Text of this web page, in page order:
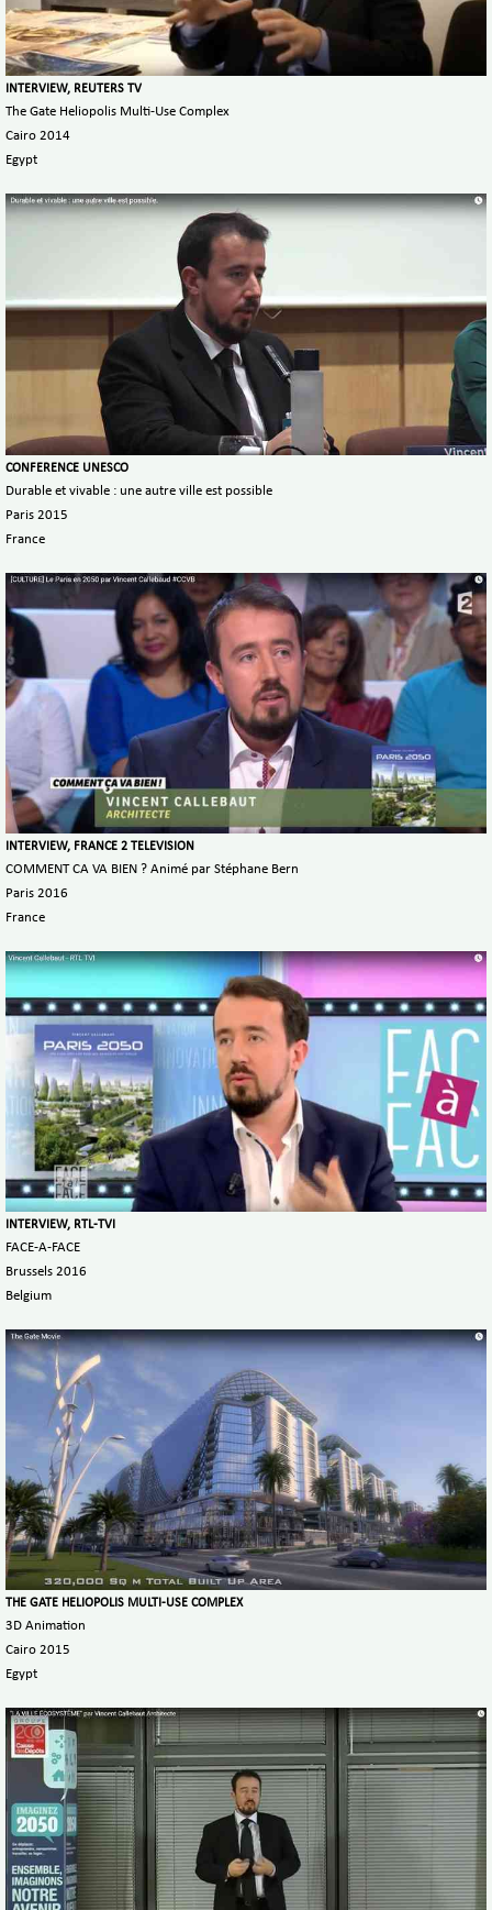
INTERVIEW, REUTERS TV
The Gate Heliopolis Multi-Use Complex
Cairo 2014
Egypt
CONFERENCE UNESCO
Durable et vivable : une autre ville est possible
Paris 2015
France
INTERVIEW, FRANCE 2 TELEVISION
COMMENT CA VA BIEN ? Animé par Stéphane Bern
Paris 2016
France
INTERVIEW, RTL-TVI
FACE-A-FACE
Brussels 2016
Belgium
THE GATE HELIOPOLIS MULTI-USE COMPLEX
3D Animation
Cairo 2015
Egypt